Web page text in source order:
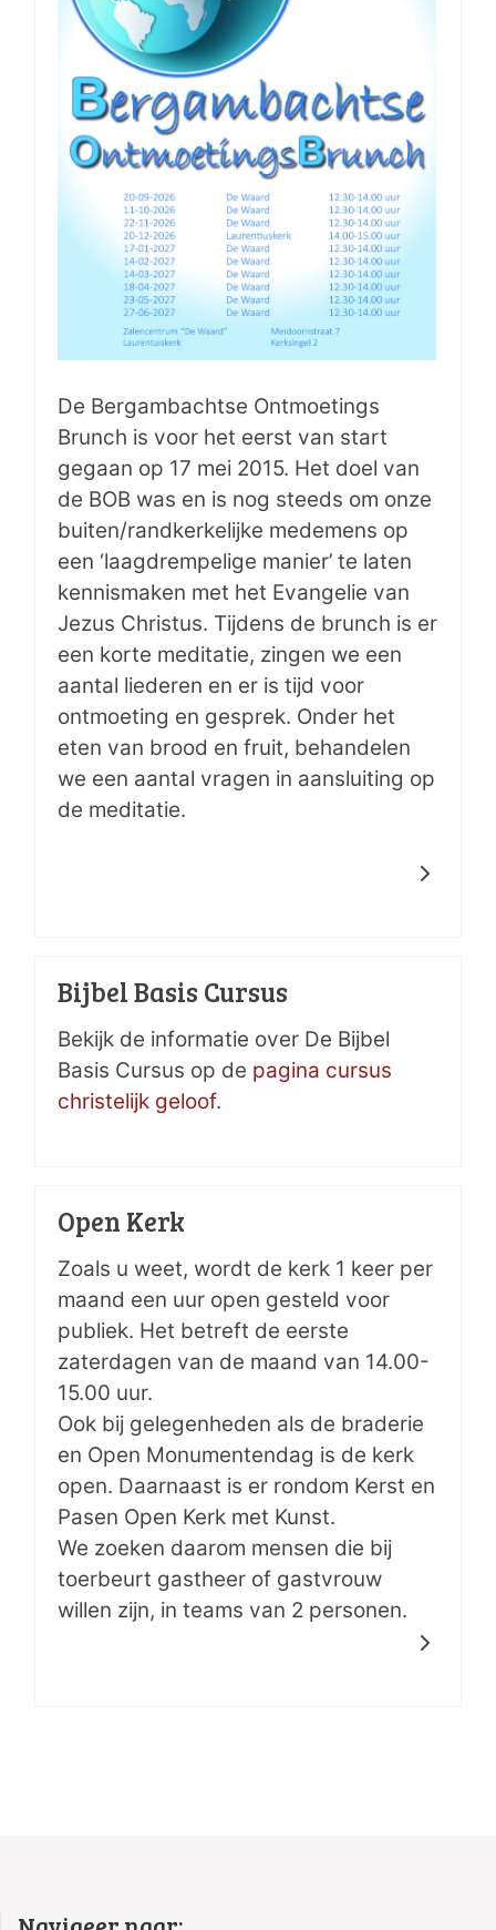
De Bergambachtse Ontmoetings
Brunch is voor het eerst van start
gegaan op 17 mei 2015. Het doel van
de BOB was en is nog steeds om onze
buiten/randkerkelijke medemens op
een ‘laagdrempelige manier’ te laten
kennismaken met het Evangelie van
Jezus Christus. Tijdens de brunch is er
een korte meditatie, zingen we een
aantal liederen en er is tijd voor
ontmoeting en gesprek. Onder het
eten van brood en fruit, behandelen
we een aantal vragen in aansluiting op
de meditatie.
Bijbel Basis Cursus
Bekijk de informatie over De Bijbel
Basis Cursus op de pagina cursus
christelijk geloof.
Open Kerk
Zoals u weet, wordt de kerk 1 keer per
maand een uur open gesteld voor
publiek. Het betreft de eerste
zaterdagen van de maand van 14.00-
15.00 uur.
Ook bij gelegenheden als de braderie
en Open Monumentendag is de kerk
open. Daarnaast is er rondom Kerst en
Pasen Open Kerk met Kunst.
We zoeken daarom mensen die bij
toerbeurt gastheer of gastvrouw
willen zijn, in teams van 2 personen.